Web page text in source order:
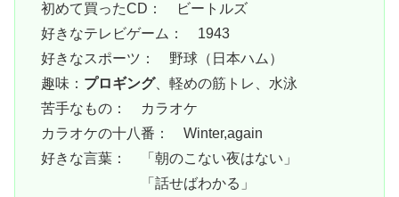
初めて買ったCD： ビートルズ
好きなテレビゲーム： 1943
好きなスポーツ： 野球（日本ハム）
趣味： プロギング、軽めの筋トレ、水泳
苦手なもの： カラオケ
カラオケの十八番： Winter,again
好きな言葉： 「朝のこない夜はない」
「話せばわかる」